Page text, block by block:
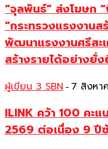
“จุลพันธ์” ส่งโฆษก
“กระทรวงแรงงานส
พัฒนาแรงงานศรีสะ
สร้างรายได้อย่างยั่
ผู้เขียน 3 SBN - 7 สิงหา
ILINK คว้า 100 คะ
2569 ต่อเนื่อง 9 ปี